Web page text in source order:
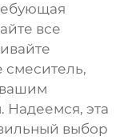
все
вашим
Надеемся, эта
выбор